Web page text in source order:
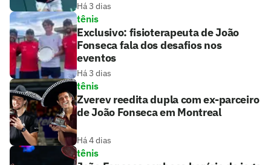
Há 3 dias
tênis
Exclusivo: fisioterapeuta de João
Fonseca fala dos desafios nos
eventos
Há 3 dias
tênis
Zverev reedita dupla com ex-parceiro
de João Fonseca em Montreal
Há 4 dias
tênis